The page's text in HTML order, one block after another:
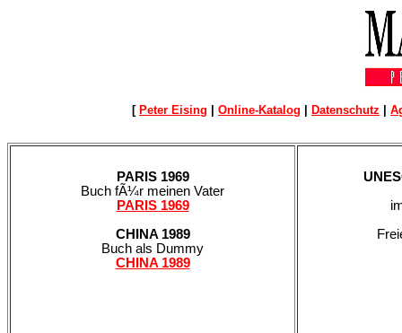
[ Peter Eising Online-Katalog Datenschutz
PARIS 1969
Buch fÃ¼r meinen Vater
PARIS 1969
CHINA 1989
Buch als Dummy
CHINA 1989